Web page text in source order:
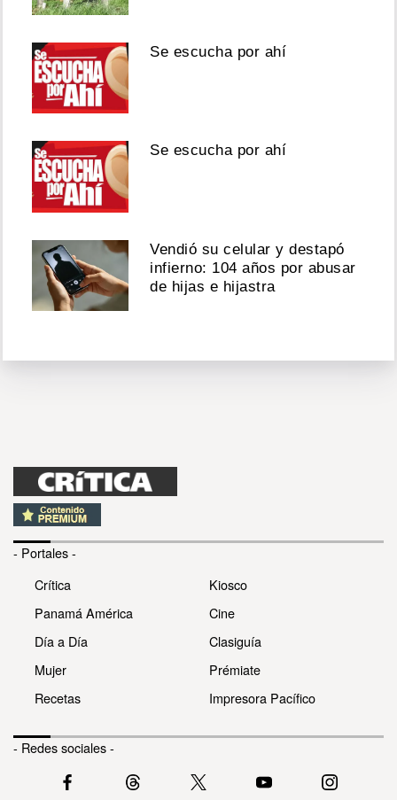
Se escucha por ahí
Se escucha por ahí
Vendió su celular y destapó
infierno: 104 años por abusar
de hijas e hijastra
- Portales -
Crítica
Panamá América
Día a Día
Mujer
Recetas
Kiosco
Cine
Clasiguía
Prémiate
Impresora Pacífico
- Redes sociales -